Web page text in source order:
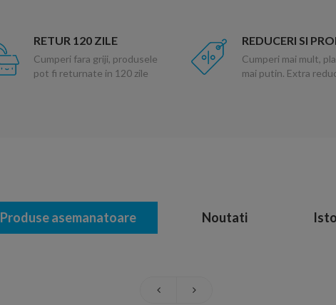
RETUR 120 ZILE
Cumperi fara griji, produsele
pot fi returnate in 120 zile
REDUCERI SI
Cumperi mai mult,
mai putin. Extra
Produse asemanatoare Noutati